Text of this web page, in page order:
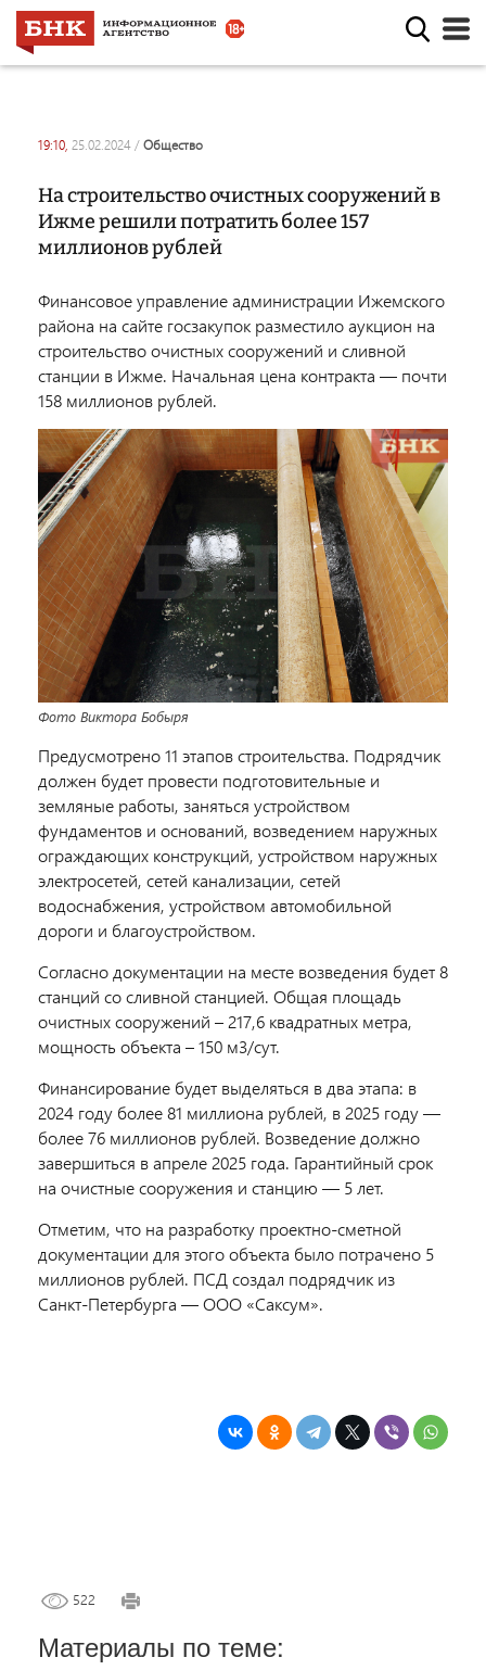
19:10, 25.02.2024 / общество
На строительство очистных сооружений в
Ижме решили потратить более 157
миллионов рублей
Финансовое управление администрации Ижемского
района на сайте госзакупок разместило аукцион на
строительство очистных сооружений и сливной
станции в Ижме. Начальная цена контракта — почти
158 миллионов рублей.
Фото Виктора Бобыря
Предусмотрено 11 этапов строительства. Подрядчик
должен будет провести подготовительные и
земляные работы, заняться устройством
фундаментов и оснований, возведением наружных
ограждающих конструкций, устройством наружных
электросетей, сетей канализации, сетей
водоснабжения, устройством автомобильной
дороги и благоустройством.
Согласно документации на месте возведения будет 8
станций со сливной станцией. Общая площадь
очистных сооружений – 217,6 квадратных метра,
мощность объекта – 150 м3/сут.
Финансирование будет выделяться в два этапа: в
2024 году более 81 миллиона рублей, в 2025 году —
более 76 миллионов рублей. Возведение должно
завершиться в апреле 2025 года. Гарантийный срок
на очистные сооружения и станцию — 5 лет.
Отметим, что на разработку проектно-сметной
документации для этого объекта было потрачено 5
миллионов рублей. ПСД создал подрядчик из
Санкт-Петербурга — ООО «Саксум».
522
Материалы по теме: